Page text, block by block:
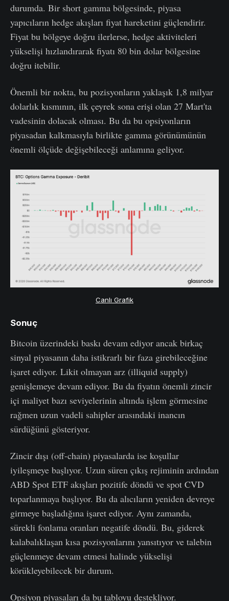
durumda. Bir short gamma bölgesinde, piyasa
yapıcıların hedge akışları fiyat hareketini güçlendirir.
Fiyat bu bölgeye doğru ilerlerse, hedge aktiviteleri
yükselişi hızlandırarak fiyatı 80 bin dolar bölgesine
doğru itebilir.
Önemli bir nokta, bu pozisyonların yaklaşık 1,8 milyar
dolarlık kısmının, ilk çeyrek sona erişi olan 27 Mart'ta
vadesinin dolacak olması. Bu da bu opsiyonların
piyasadan kalkmasıyla birlikte gamma görünümünün
önemli ölçüde değişebileceği anlamına geliyor.
Canlı Grafik
Sonuç
Bitcoin üzerindeki baskı devam ediyor ancak birkaç
sinyal piyasanın daha istikrarlı bir faza girebileceğine
işaret ediyor. Likit olmayan arz (illiquid supply)
genişlemeye devam ediyor. Bu da fiyatın önemli zincir
içi maliyet bazı seviyelerinin altında işlem görmesine
rağmen uzun vadeli sahipler arasındaki inancın
sürdüğünü gösteriyor.
Zincir dışı (off-chain) piyasalarda ise koşullar
iyileşmeye başlıyor. Uzun süren çıkış rejiminin ardından
ABD Spot ETF akışları pozitife döndü ve spot CVD
toparlanmaya başlıyor. Bu da alıcıların yeniden devreye
girmeye başladığına işaret ediyor. Aynı zamanda,
sürekli fonlama oranları negatife döndü. Bu, giderek
kalabalıklaşan kısa pozisyonlarını yansıtıyor ve talebin
güçlenmeye devam etmesi halinde yükselişi
körükleyebilecek bir durum.
Opsiyon piyasaları da bu tabloyu destekliyor.